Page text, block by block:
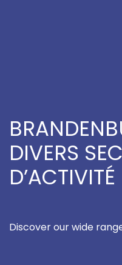
DIVERS
D’ACTIVITÉ
Discover our wide